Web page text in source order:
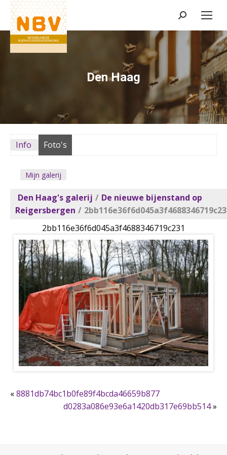
Zoeken:
Den Haag
Info Foto's
Mijn galerij
Den Haag's galerij / De nieuwe bijenstand op
Reigersbergen /
2bb116e36f6d045a3f4688346719c231
«8881db74bc1b0fe89f4bcda46659b877
d0283a086e93e6a1420db317e69bb514»